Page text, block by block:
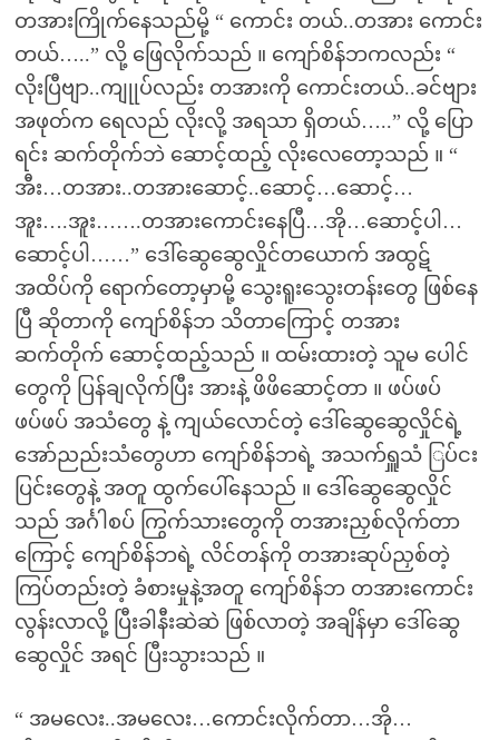
တအားကြိုက်နေသည်မို့ “ ကောင်း တယ်..တအား ကောင်း
တယ်…..” လို့ ဖြေလိုက်သည် ။ ကျော်စိန်ဘကလည်း “
လိုးပြီဗျာ..ကျုုပ်လည်း တအားကို ကောင်းတယ်..ခင်ဗျား
အဖုတ်က ရေလည် လိုးလို့ အရသာ ရှိတယ်…..” လို့ ပြော
ရင်း ဆက်တိုက်ဘဲ ဆောင့်ထည့် လိုးလေတော့သည် ။ “
အီး…တအား..တအားဆောင့်..ဆောင့်…ဆောင့်…
အူး….အူး…….တအားကောင်းနေပြီ…အို…ဆောင့်ပါ…
ဆောင့်ပါ……” ဒေါ်ဆွေဆွေလှိုင်တယောက် အထွဋ်
အထိပ်ကို ရောက်တော့မှာမို့ သွေးရူးသွေးတန်းတွေ ဖြစ်နေ
ပြီ ဆိုတာကို ကျော်စိန်ဘ သိတာကြောင့် တအား
ဆက်တိုက် ဆောင့်ထည့်သည် ။ ထမ်းထားတဲ့ သူမ ပေါင်
တွေကို ပြန်ချလိုက်ပြီး အားနဲ့ ဖိဖိဆောင့်တာ ။ ဖပ်ဖပ်
ဖပ်ဖပ် အသံတွေ နဲ့ ကျယ်လောင်တဲ့ ဒေါ်ဆွေဆွေလှိုင်ရဲ့
အော်ညည်းသံတွေဟာ ကျော်စိန်ဘရဲ့ အသက်ရှူသံ ြပ်ငး
ပြင်းတွေနဲ့ အတူ ထွက်ပေါ်နေသည် ။ ဒေါ်ဆွေဆွေလှိုင်
သည် အင်္ဂါစပ် ကြွက်သားတွေကို တအားညှစ်လိုက်တာ
ကြောင့် ကျော်စိန်ဘရဲ့ လိင်တန်ကို တအားဆုပ်ညှစ်တဲ့
ကြပ်တည်းတဲ့ ခံစားမှုနဲ့အတူ ကျော်စိန်ဘ တအားကောင်း
လွန်းလာလို့ ပြီးခါနီးဆဲဆဲ ဖြစ်လာတဲ့ အချိန်မှာ ဒေါ်ဆွေ
ဆွေလှိုင် အရင် ပြီးသွားသည် ။
“ အမလေး..အမလေး…ကောင်းလိုက်တာ…အို…